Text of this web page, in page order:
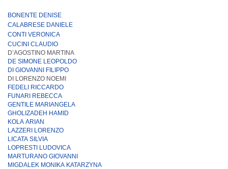
BONENTE DENISE
CALABRESE DANIELE
CONTI VERONICA
CUCINI CLAUDIO
D’AGOSTINO MARTINA
DE SIMONE LEOPOLDO
DI GIOVANNI FILIPPO
DI LORENZO NOEMI
FEDELI RICCARDO
FUNARI REBECCA
GENTILE MARIANGELA
GHOLIZADEH HAMID
KOLA ARIAN
LAZZERI LORENZO
LICATA SILVIA
LOPRESTI LUDOVICA
MARTURANO GIOVANNI
MIGDALEK MONIKA KATARZYNA